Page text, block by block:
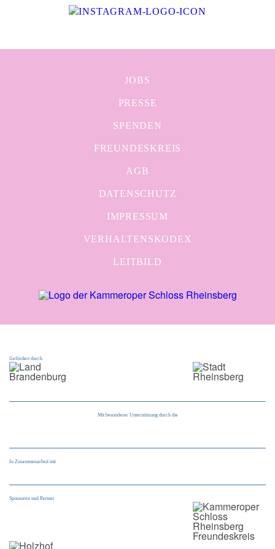
JOBS
PRESSE
SPENDEN
FREUNDESKREIS
AGB
DATENSCHUTZ
IMPRESSUM
VERHALTENSKODEX
LEITBILD
Gefördert durch
Mit besonderer Unterstützung durch die
In Zusammenarbeit mit
Sponsoren und Partner